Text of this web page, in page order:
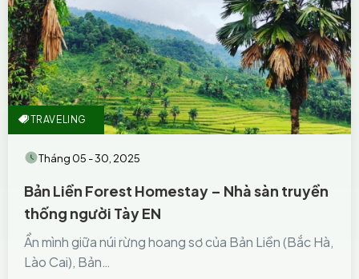
TRAVELING
Tháng 05 - 30, 2025
Bản Liền Forest Homestay – Nhà sàn truyền
thống người Tày EN
Ẩn mình giữa núi rừng hoang sơ của Bản Liền (Bắc Hà,
Lào Cai), Bản…